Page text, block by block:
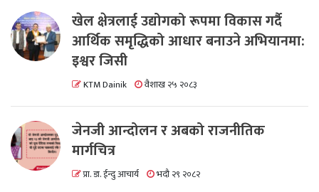
खेल क्षेत्रलाई उद्योगको रूपमा विकास गर्दै
आर्थिक समृद्धिको आधार बनाउने अभियानमा:
इश्वर जिसी
KTM Dainik वैशाख २५ २०८३
जेनजी आन्दोलन र अबको राजनीतिक
मार्गचित्र
प्रा. डा. ईन्दु आचार्य भदौ २९ २०८२